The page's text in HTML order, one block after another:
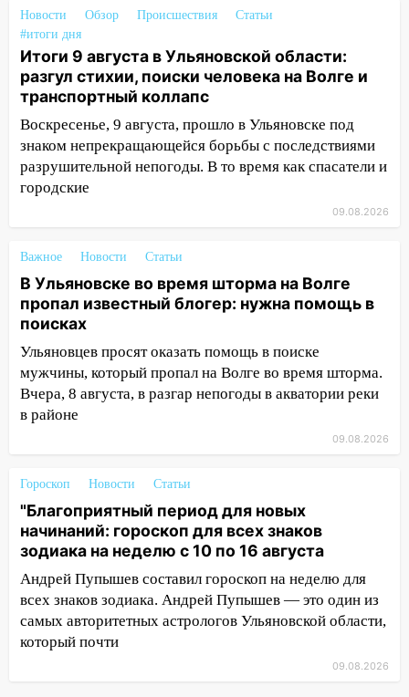
заливать «старое» топливо в
современные автомобили
06:30 Какая погода будет в Ульяновской
области днем 9 августа
05:05 День, когда всё может
измениться: гороскоп на 9 августа —
три знака получат шанс, который нельзя
упустить
Волге перевернулась лодка
19:55 В Ульяновске упавшее дерево
заблокировало в машине двух женщин
17:15
ремонтируют девять мостов: один уже
готов, ещё два — почти завершены
17:00
области на 9 августа
16:34 Из-за мощной непогоды в
Ульяновске отменили фестиваль «Наше
время»
16:17 Мелекесский район первым в
Ульяновской области намолотил более
100 тысяч тонн зерна
Новости Обзор Происшествия
Статьи
#итоги дня
Итоги 9 августа в Ульяновской области:
разгул стихии, поиски человека на Волге и
транспортный коллапс
Воскресенье, 9 августа, прошло в Ульяновске под
знаком непрекращающейся борьбы с последствиями
разрушительной непогоды. В то время как спасатели и
городские
09.08.2026
Важное Новости Статьи
В Ульяновске во время шторма на Волге
пропал известный блогер: нужна помощь в
поисках
Ульяновцев просят оказать помощь в поиске
мужчины, который пропал на Волге во время шторма.
Вчера, 8 августа, в разгар непогоды в акватории реки
в районе
09.08.2026
Гороскоп Новости Статьи
"Благоприятный период для новых
начинаний: гороскоп для всех знаков
зодиака на неделю с 10 по 16 августа
Андрей Пупышев составил гороскоп на неделю для
всех знаков зодиака. Андрей Пупышев — это один из
самых авторитетных астрологов Ульяновской области,
который почти
09.08.2026